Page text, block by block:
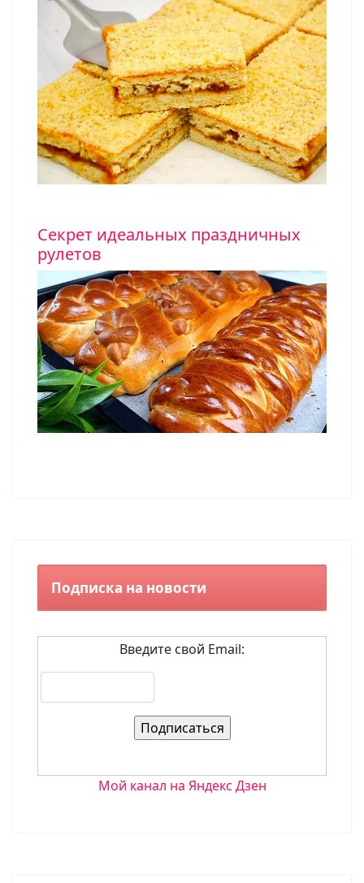
Секрет идеальных праздничных
рулетов
Подписка на новости
Введите свой Email:
Мой канал на Яндекс Дзен